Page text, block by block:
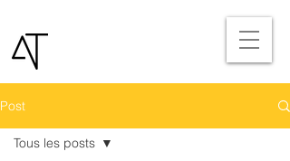
Post
Tous les posts